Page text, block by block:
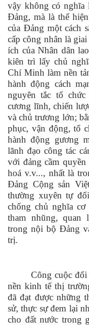
vậy không có nghĩa
Đảng, mà là thể
của Đảng một cách
cấp công nhân là
ích của Nhân dân
kiên trì lấy chủ
Chí Minh làm nền
hành động cách
nguyên tắc tổ
cương lĩnh, chiến
và chủ trương lớn;
phục, vận động, tổ
hành động gương
lãnh đạo công tác
với đảng cầm
hoá v.v..., nhất là
Đảng Cộng sản
thường xuyên tự
chống chủ nghĩa
tham nhũng, quan
trong nội bộ Đảng
trị.
Công cuộc
nền kinh tế thị
đã đạt được những
sử, thực sự đem lại
cho đất nước trong